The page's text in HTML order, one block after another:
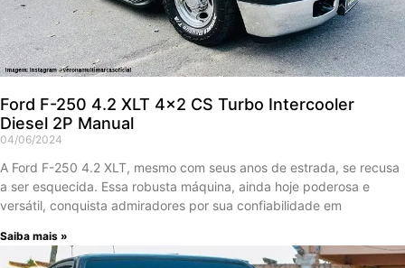
Ford F-250 4.2 XLT 4×2 CS Turbo Intercooler
Diesel 2P Manual
04/06/2024
A Ford F-250 4.2 XLT, mesmo com seus anos de estrada, se recusa
a ser esquecida. Essa robusta máquina, ainda hoje poderosa e
versátil, conquista admiradores por sua confiabilidade em
Saiba mais »